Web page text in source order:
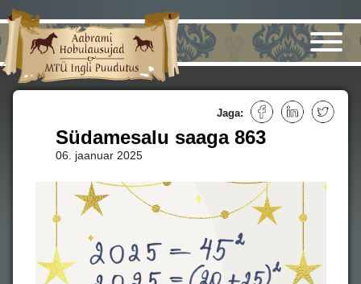
Südamesalu saaga 863
06. jaanuar 2025
Jaga: